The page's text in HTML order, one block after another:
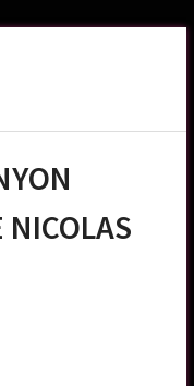
NICOLAS